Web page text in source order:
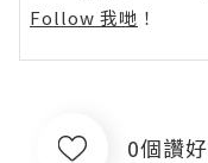
Follow 我哋 ！
0個讚好